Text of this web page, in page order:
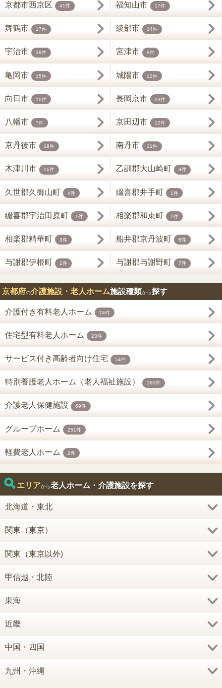
京都市西京区 41件 福知山市 17件
舞鶴市 17件 綾部市 14件
宇治市 38件 宮津市 9件
亀岡市 15件 城陽市 12件
向日市 10件 長岡京市 23件
八幡市 7件 京田辺市 12件
京丹後市 19件 南丹市 11件
木津川市 16件 乙訓郡大山崎町 3件
久世郡久御山町 4件 綴喜郡井手町 1件
綴喜郡宇治田原町 1件 相楽郡和束町 1件
相楽郡精華町 3件 船井郡京丹波町 5件
与謝郡伊根町 1件 与謝郡与謝野町 7件
京都府の介護施設・老人ホーム施設種類から探す
介護付き有料老人ホーム 74件
住宅型有料老人ホーム 23件
サービス付き高齢者向け住宅 54件
特別養護老人ホーム（老人福祉施設） 160件
介護老人保健施設 69件
グループホーム 251件
軽費老人ホーム 2件
エリアから老人ホーム・介護施設を探す
北海道・東北
関東（東京）
関東（東京以外)
甲信越・北陸
東海
近畿
中国・四国
九州・沖縄